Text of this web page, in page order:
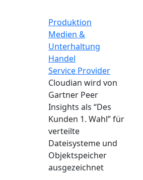
Produktion
Medien &
Unterhaltung
Handel
Service Provider
Cloudian wird von
Gartner Peer
Insights als “Des
Kunden 1. Wahl” für
verteilte
Dateisysteme und
Objektspeicher
ausgezeichnet